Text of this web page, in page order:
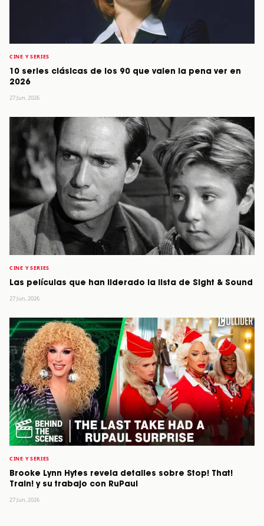
CINE Y SERIES
10 series clásicas de los 90 que valen la pena ver en
2026
27 Jun, 2026
CINE Y SERIES
Las películas que han liderado la lista de Sight & Sound
27 Jun, 2026
CINE Y SERIES
Brooke Lynn Hytes revela detalles sobre Stop! That!
Train! y su trabajo con RuPaul
27 Jun, 2026